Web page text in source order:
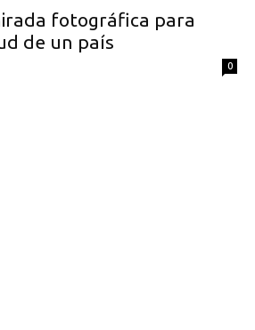
fotográfica para
de un país
0